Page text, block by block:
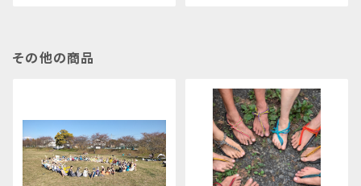
その他の商品